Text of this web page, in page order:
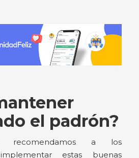
el padrón?
recomendamos a los
implementar estas buenas